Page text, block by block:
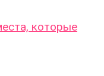
которые